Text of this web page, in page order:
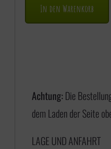
In den Warenkorb
Achtung: Die
dem Laden der Seite
LAGE UND ANFAHRT